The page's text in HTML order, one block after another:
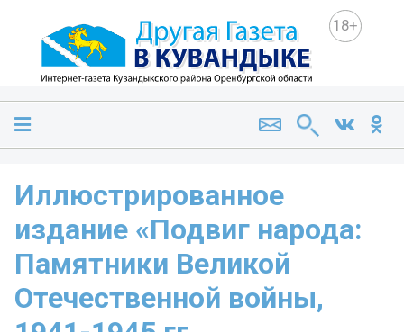
18+
Иллюстрированное
издание «Подвиг народа:
Памятники Великой
Отечественной войны,